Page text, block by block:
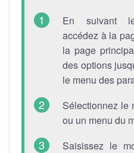
En suivant
accédez à la
la page
des options
le menu des
Sélectionnez le
ou un menu du
Saisissez le